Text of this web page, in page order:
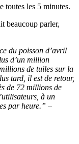
toutes les 5 minutes.
beaucoup parler,
du poisson d’avril
d’un million
de tuiles sur la
tard, il est de retour,
de 72 millions de
à un
par heure.” –